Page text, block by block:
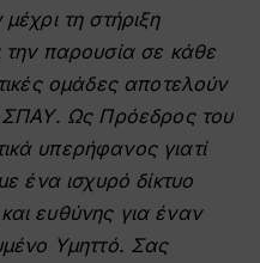
τη στήριξη
την παρουσία σε κάθε
ομάδες αποτελούν
Ως Πρόεδρος του
υπερήφανος γιατί
ένα ισχυρό δίκτυο
ευθύνης για έναν
Υμηττό. Σας